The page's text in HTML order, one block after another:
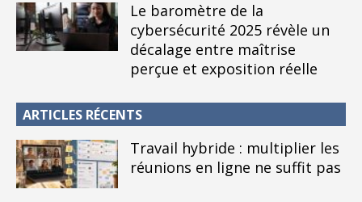
Le baromètre de la
cybersécurité 2025 révèle un
décalage entre maîtrise
perçue et exposition réelle
ARTICLES RÉCENTS
Travail hybride : multiplier les
réunions en ligne ne suffit pas